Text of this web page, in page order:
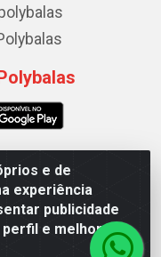
e de
experiência
publicidade
e melhorar a
173 Galpão B -
58.075-075 - CNPJ
61